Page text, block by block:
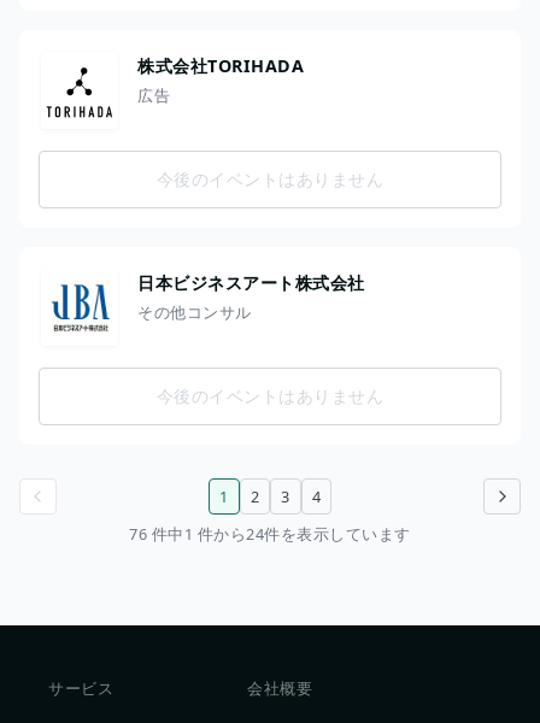
株式会社TORIHADA
広告
今後のイベントはありません
日本ビジネスアート株式会社
その他コンサル
今後のイベントはありません
次のページ
1 2 3
4
76 件中1 件から24件を表示しています
サービス 会社概要